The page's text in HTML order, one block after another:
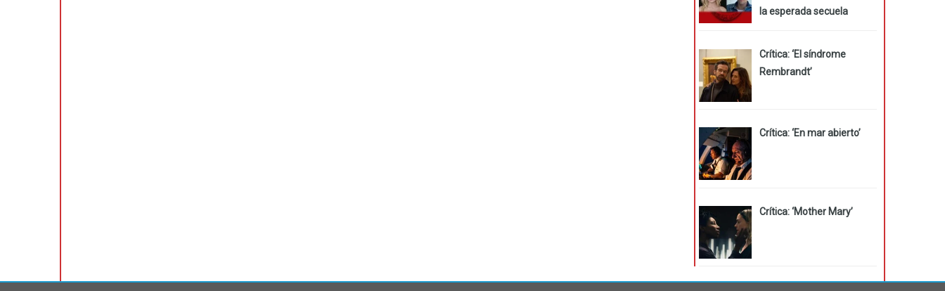
la esperada secuela
Crítica: ‘El síndrome
Rembrandt’
Crítica: ‘En mar abierto’
Crítica: ‘Mother Mary’